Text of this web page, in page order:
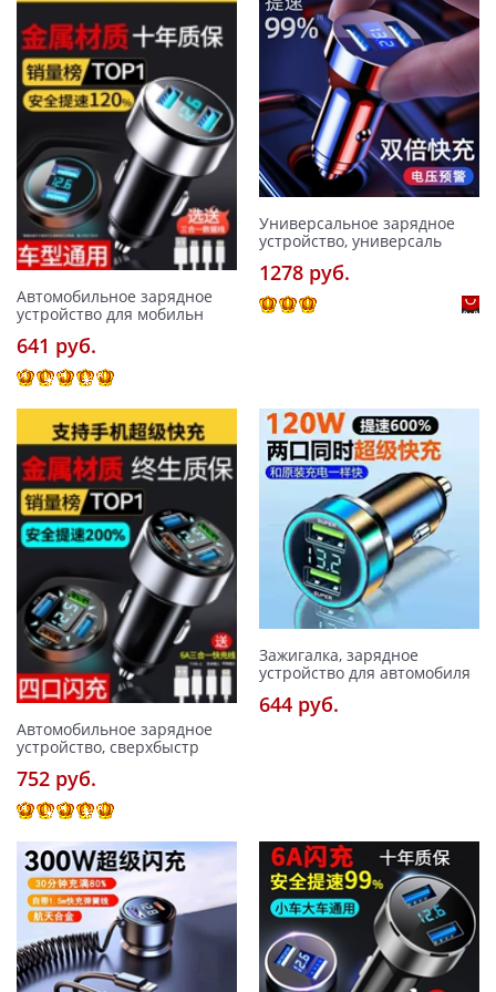
Автомобильное зарядное
устройство для мобильн
641 pуб.
Универсальное зарядное
устройство, универсаль
1278 pуб.
Автомобильное зарядное
устройство, сверхбыстр
752 pуб.
Зажигалка, зарядное
устройство для автомобиля
644 pуб.